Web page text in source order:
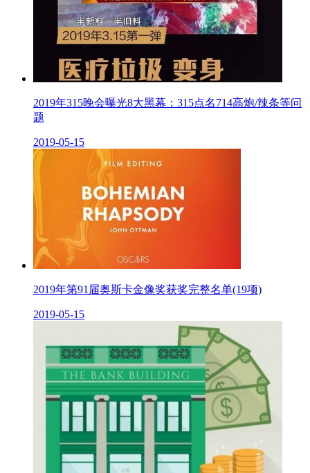
2019年315晚会曝光8大黑幕：315点名714高炮/辣条等问
题
2019-05-15
2019年第91届奥斯卡金像奖获奖完整名单(19项)
2019-05-15